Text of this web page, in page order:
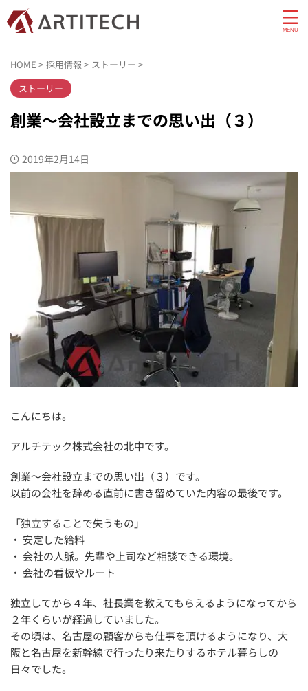
HOME > 採用情報 > ストーリー >
ストーリー
創業～会社設立までの思い出（３）
2019年2月14日
こんにちは。
アルチテック株式会社の北中です。
創業～会社設立までの思い出（３）です。
以前の会社を辞める直前に書き留めていた内容の最後です。
「独立することで失うもの」
・ 安定した給料
・ 会社の人脈。先輩や上司など相談できる環境。
・ 会社の看板やルート
独立してから４年、社長業を教えてもらえるようになってから
２年くらいが経過していました。
その頃は、名古屋の顧客からも仕事を頂けるようになり、大
阪と名古屋を新幹線で行ったり来たりするホテル暮らしの
日々でした。